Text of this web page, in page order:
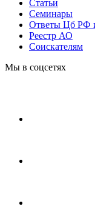
Статьи
Cеминары
Ответы Цб
Реестр АО
Соискателям
Мы в соцсетях